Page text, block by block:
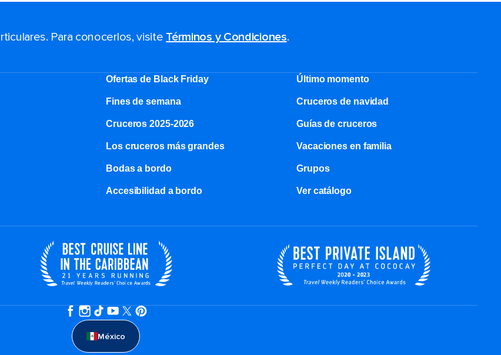
Para conocerlos, visite Términos y Condiciones.
Ofertas de Black Friday Último momento
Fines de semana Cruceros de navidad
Cruceros 2025-2026 Guías de cruceros
Los cruceros más grandes Vacaciones en familia
Bodas a bordo Grupos
Accesibilidad a bordo Ver catálogo
México